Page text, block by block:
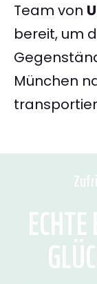
Team von
bereit, um
München